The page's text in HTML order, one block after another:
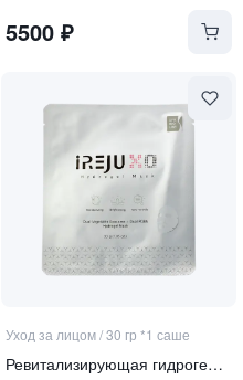
5500₽
Уход за лицом/30 гр *1 саше
Ревитализирующая гидрогелевая маска с экзосомами и ПДРН